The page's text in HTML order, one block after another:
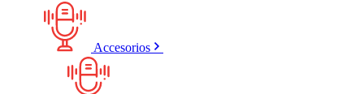
Accesorios